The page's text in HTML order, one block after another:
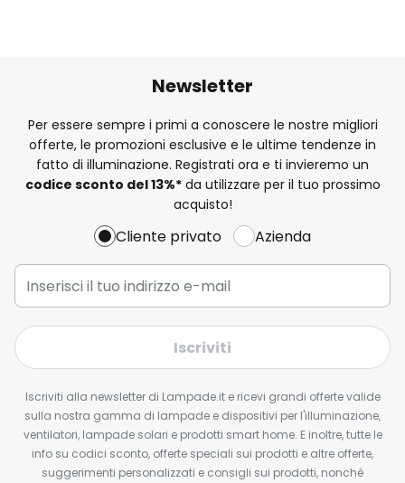
Newsletter
Per essere sempre i primi a conoscere le nostre migliori
offerte, le promozioni esclusive e le ultime tendenze in
fatto di illuminazione. Registrati ora e ti invieremo un
codice sconto del13%*da utilizzare per il tuo prossimo
acquisto!
Cliente privato Azienda
Iscriviti
Iscriviti alla newsletter di Lampade.it e ricevi grandi offerte valide
sulla nostra gamma di lampade e dispositivi per l'illuminazione,
ventilatori, lampade solari e prodotti smart home. E inoltre, tutte le
info su codici sconto, offerte speciali sui prodotti e altre offerte,
suggerimenti personalizzati e consigli sui prodotti, nonché